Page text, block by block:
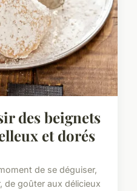
des beignets
et dorés
de se déguiser,
de goûter aux délicieux